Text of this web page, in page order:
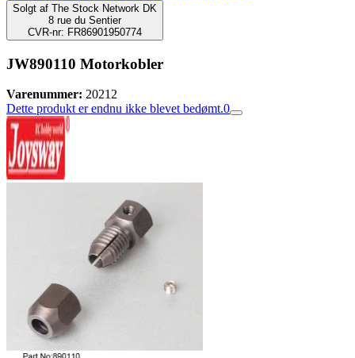
Solgt af The Stock Network DK
8 rue du Sentier
CVR-nr: FR86901950774
JW890110 Motorkobler
Varenummer: 20212
Dette produkt er endnu ikke blevet bedømt.0